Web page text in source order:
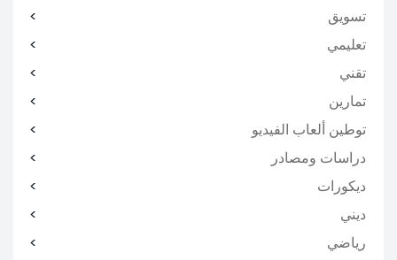
تسويق
تعليمي
تقني
تمارين
توطين ألعاب الفيديو
دراسات ومصادر
ديكورات
ديني
رياضي